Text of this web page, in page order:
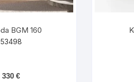
Komoda BGM 160
53498
330€